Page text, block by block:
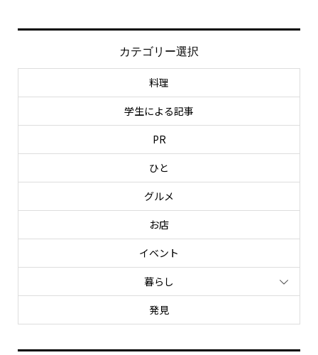
カテゴリー選択
料理
学生による記事
PR
ひと
グルメ
お店
イベント
暮らし
発見